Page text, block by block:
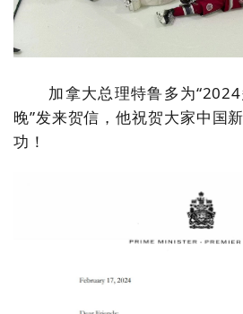
加拿大总理特鲁多为
晚”发来贺信，他祝贺大家中国
功！